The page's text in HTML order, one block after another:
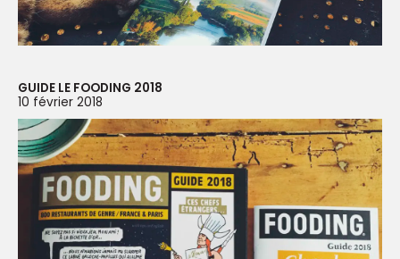
GUIDE LE FOODING 2018
10 février 2018